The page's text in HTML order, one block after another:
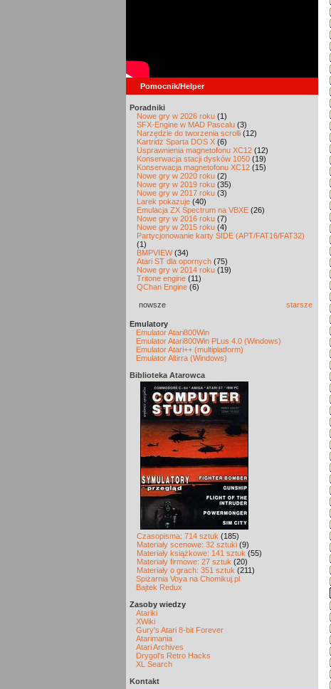
Pomocnik/Helper
Poradniki
Nowe gry w 2026 roku (1)
SFX-Engine w MAD Pascalu (3)
Narzędzie do tworzenia scrolli (12)
Kartridż Sparta DOS X (6)
Usprawnienia magnetofonu XC12 (12)
Konserwacja stacji dysków 1050 (19)
Konserwacja magnetofonu XC12 (15)
Nowe gry w 2020 roku (2)
Nowe gry w 2019 roku (35)
Nowe gry w 2017 roku (3)
Larek pokazuje (40)
Emulacja ZX Spectrum na VBXE (26)
Nowe gry w 2016 roku (7)
Nowe gry w 2015 roku (4)
Partycjonowanie karty SIDE (APT/FAT16/FAT32)
(1)
BMPVIEW(34)
Atari ST dla opornych (75)
Nowe gry w 2014 roku (19)
Tritone engine (11)
QChan Engine (6)
nowsze starsze
Emulatory
Emulator Atari800Win
Emulator Atari800Win PLus 4.0 (Windows)
Emulator Atari++ (multiplatform)
Emulator Altirra (Windows)
Biblioteka Atarowca
Czasopisma: 714 sztuk (185)
Materiały scenowe: 32 sztuki (9)
Materiały książkowe: 141 sztuk (55)
Materiały firmowe: 27 sztuk (20)
Materiały o grach: 351 sztuk (211)
Spiżarnia Voya na Chomikuj.pl
Bajtek Redux
Zasoby wiedzy
Atariki
XWiki
Gury's Atari 8-bit Forever
Atarimania
Atari Archives
Drygol's Retro Hacks
XL Search
Kontakt